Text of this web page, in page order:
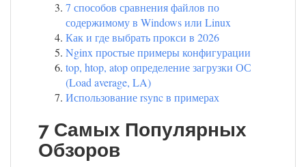
7 способов сравнения файлов по
содержимому в Windows или Linux
Как и где выбрать прокси в 2026
Nginx простые примеры конфигурации
top, htop, atop определение загрузки ОС
(Load average, LA)
Использование rsync в примерах
7 Самых Популярных
Обзоров